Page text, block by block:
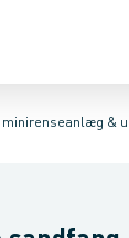
minirenseanlæg &
Brøndgods
Tilbehør til